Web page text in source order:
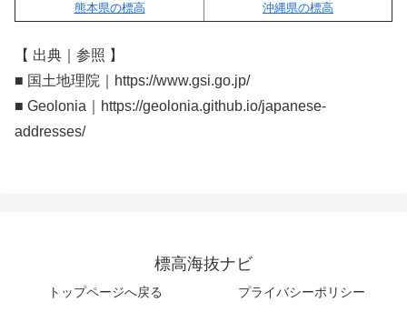
熊本県の標高
沖縄県の標高
【 出典｜参照 】
■ 国土地理院｜https://www.gsi.go.jp/
■ Geolonia｜https://geolonia.github.io/japanese-
addresses/
標高海抜ナビ
トップページへ戻る プライバシーポリシー